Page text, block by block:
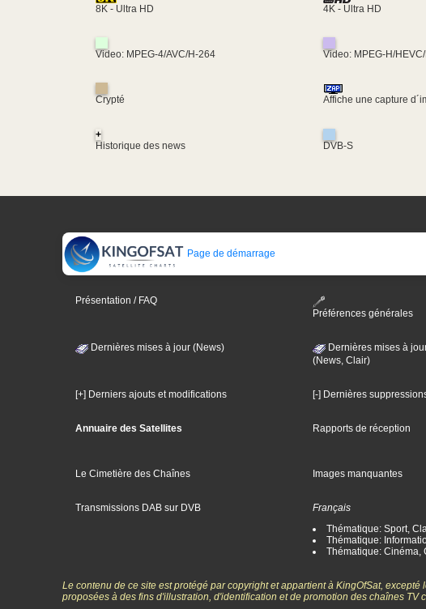
8K - Ultra HD 4K - Ultra HD
Video: MPEG-4/AVC/H-264 Video: MPEG-H/
Crypté Affiche une capture
+
Historique des news
DVB-S
Page de démarrage
Présentation / FAQ
Préférences générales
Dernières mises à jour (News)
Dernières mises à
(News, Clair)
[+] Derniers ajouts et modifications [-] Dernières
Annuaire des Satellites Rapports de réception
Le Cimetière des Chaînes Images manquantes
Transmissions DAB sur DVB
Français
Thématique: Sport,
Thématique:
Thématique: Cinéma,
Le contenu de ce site est protégé par copyright et appartient à KingOfSat,
proposées à des fins d'illustration, d'identification et de promotion des chaînes